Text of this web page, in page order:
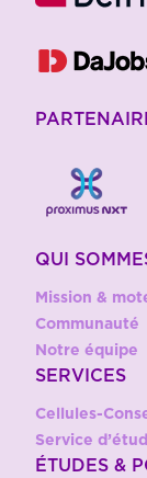
QUI
Mission &
Communauté
Notre équipe
SERVICES
Cellules-
Service
ÉTUDES &